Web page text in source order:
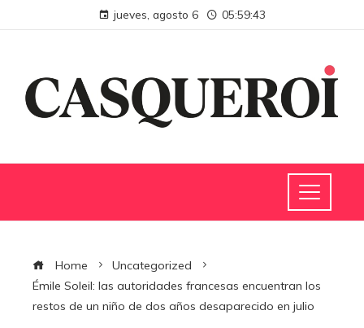
jueves, agosto 6 05:59:44
Home
Uncategorized
Émile Soleil: las autoridades francesas encuentran los
restos de un niño de dos años desaparecido en julio